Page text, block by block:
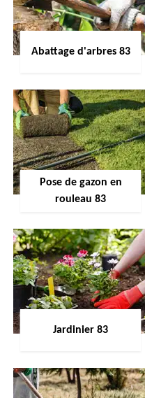
Abattage d'arbres 83
Pose de gazon en
rouleau 83
Jardinier 83